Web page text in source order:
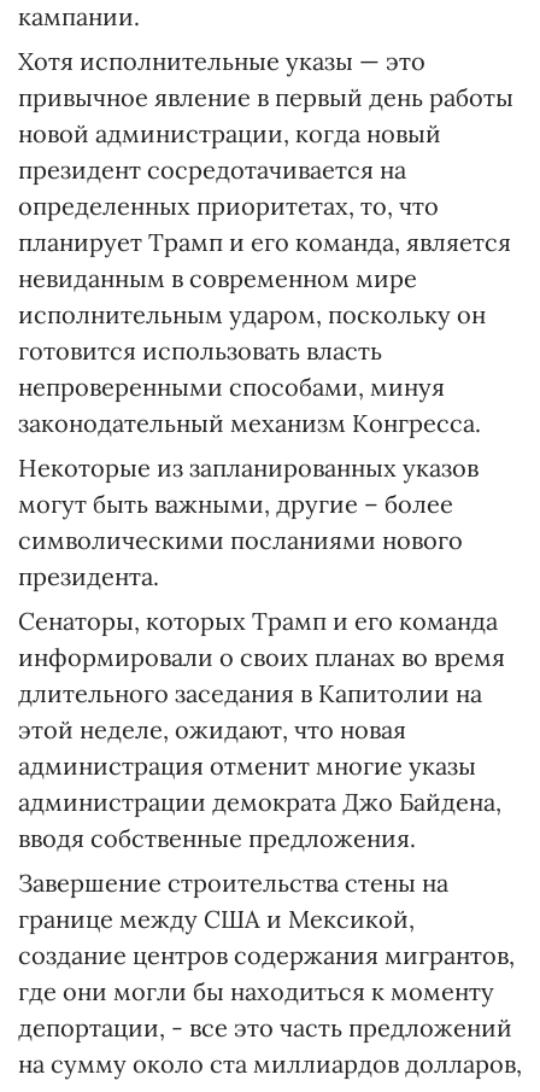
кампании.
Хотя исполнительные указы — это
привычное явление в первый день работы
новой администрации, когда новый
президент сосредотачивается на
определенных приоритетах, то, что
планирует Трамп и его команда, является
невиданным в современном мире
исполнительным ударом, поскольку он
готовится использовать власть
непроверенными способами, минуя
законодательный механизм Конгресса.
Некоторые из запланированных указов
могут быть важными, другие – более
символическими посланиями нового
президента.
Сенаторы, которых Трамп и его команда
информировали о своих планах во время
длительного заседания в Капитолии на
этой неделе, ожидают, что новая
администрация отменит многие указы
администрации демократа Джо Байдена,
вводя собственные предложения.
Завершение строительства стены на
границе между США и Мексикой,
создание центров содержания мигрантов,
где они могли бы находиться к моменту
депортации, - все это часть предложений
на сумму около ста миллиардов долларов,